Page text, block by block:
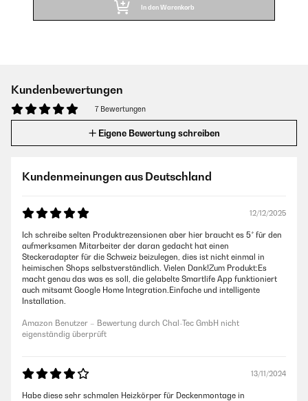
In den Warenkorb
Kundenbewertungen
7 Bewertungen
Eigene Bewertung schreiben
Kundenmeinungen aus Deutschland
12/12/2025
Ich schreibe selten Produktrezensionen aber hier braucht es 5* für den
aufmerksamen Mitarbeiter der daran gedacht hat einen
Steckeradapter für die Schweiz beizulegen, dies ist nicht einmal in
heimischen Shops selbstverständlich. Vielen Dank!Zum Produkt:Es
macht genau das was es soll, die gelabelte Smartlife App funktioniert
auch mitsamt Google Home Integration.Einfache und intelligente
Installation.
Amazon Benutzer – Bewertung durch Chal-Tec GmbH nicht
eigenständig überprüft
13/11/2024
Habe diese sehr schmalen Heizkörper für Deckenmontage in